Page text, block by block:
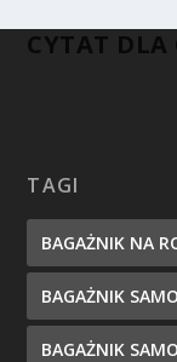
CYTAT DLA
TAGI
BAGAŻNIK NA
BAGAŻNIK
BAGAŻNIK